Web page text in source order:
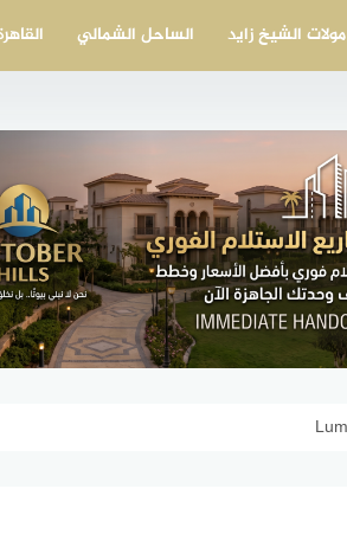
مولات الشيخ زايد الساحل الشمالي